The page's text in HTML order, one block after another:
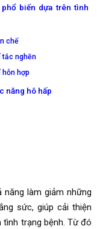
biến dựa trên tình
chế
tắc nghẽn
hỗn hợp
năng hô hấp
làm giảm những
sức, giúp cải thiện
trạng bệnh. Từ đó